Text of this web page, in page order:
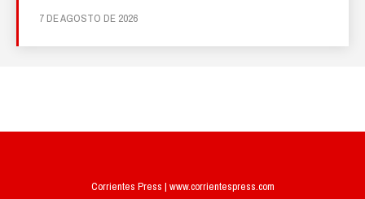
7 DE AGOSTO DE 2026
Corrientes Press | www.corrientespress.com